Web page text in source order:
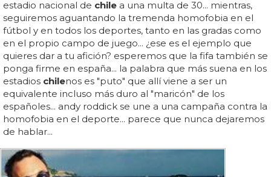
estadio nacional de chile a una multa de 30... mientras,
seguiremos aguantando la tremenda homofobia en el
fútbol y en todos los deportes, tanto en las gradas como
en el propio campo de juego... ¿ese es el ejemplo que
quieres dar a tu afición? esperemos que la fifa también se
ponga firme en españa... la palabra que más suena en los
estadios chilenos es "puto" que allí viene a ser un
equivalente incluso más duro al "maricón" de los
españoles... andy roddick se une a una campaña contra la
homofobia en el deporte... parece que nunca dejaremos
de hablar...